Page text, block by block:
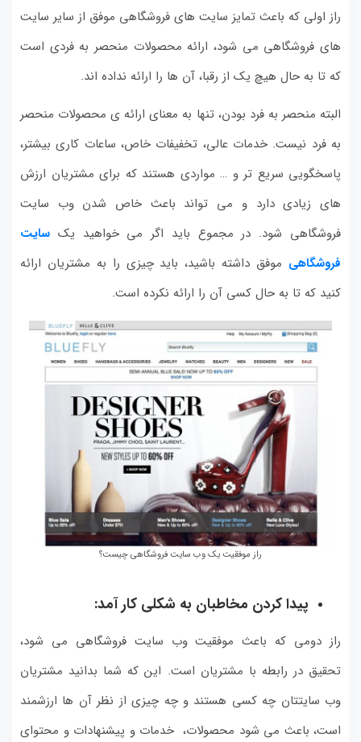
راز اولی که باعث تمایز سایت های فروشگاهی موفق از سایر سایت
های فروشگاهی می شود، ارائه محصولات منحصر به فردی است
که تا به حال هیچ یک از رقبا، آن ها را ارائه نداده اند.
البته منحصر به فرد بودن، تنها به معنای ارائه ی محصولات منحصر
به فرد نیست. خدمات عالی، تخفیفات خاص، ساعات کاری بیشتر،
پاسخگویی سریع تر و … مواردی هستند که برای مشتریان ارزش
های زیادی دارد و می تواند باعث خاص شدن وب سایت
فروشگاهی شود. در مجموع باید اگر می خواهید یک سایت
فروشگاهی موفق داشته باشید، باید چیزی را به مشتریان ارائه
کنید که تا به حال کسی آن را ارائه نکرده است.
راز موفقیت یک وب سایت فروشگاهی چیست؟
پیدا کردن مخاطبان به شکلی کار آمد:
راز دومی که باعث موفقیت وب سایت فروشگاهی می شود،
تحقیق در رابطه با مشتریان است. این که شما بدانید مشتریان
وب سایتتان چه کسی هستند و چه چیزی از نظر آن ها ارزشمند
است، باعث می شود محصولات، خدمات و پیشنهادات و محتوای